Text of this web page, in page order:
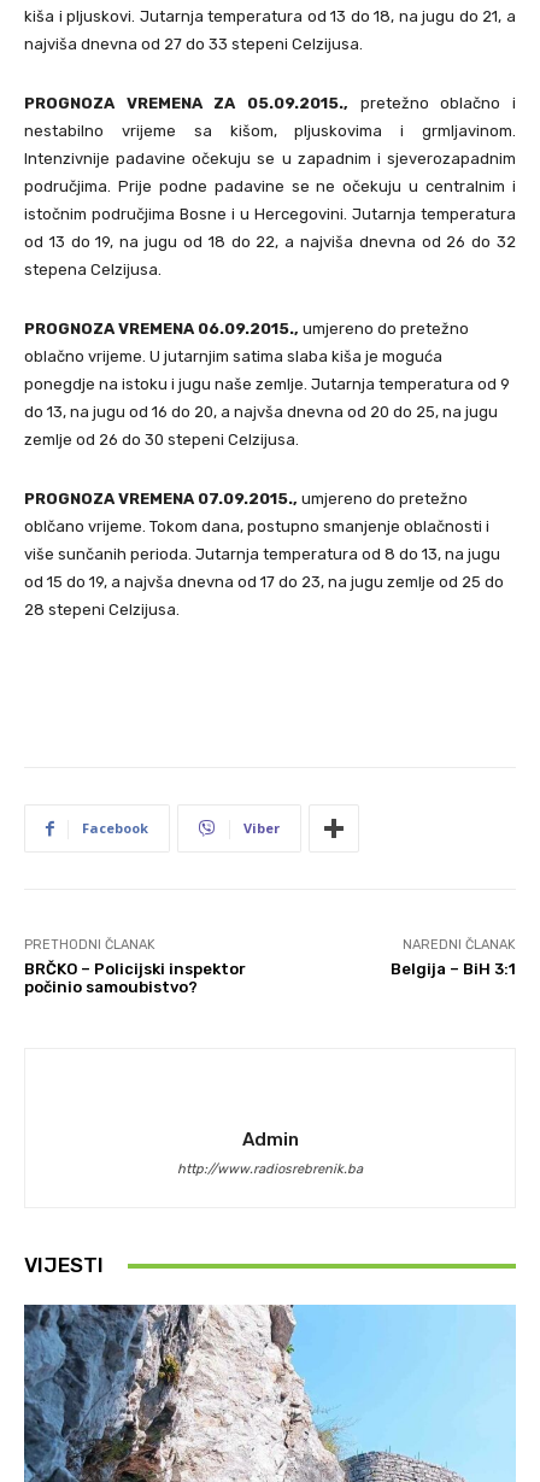
kiša i pljuskovi. Jutarnja temperatura od 13 do 18, na jugu do 21, a
najviša dnevna od 27 do 33 stepeni Celzijusa.
PROGNOZA VREMENA ZA 05.09.2015., pretežno oblačno i
nestabilno vrijeme sa kišom, pljuskovima i grmljavinom.
Intenzivnije padavine očekuju se u zapadnim i sjeverozapadnim
područjima. Prije podne padavine se ne očekuju u centralnim i
istočnim područjima Bosne i u Hercegovini. Jutarnja temperatura
od 13 do 19, na jugu od 18 do 22, a najviša dnevna od 26 do 32
stepena Celzijusa.
PROGNOZA VREMENA 06.09.2015., umjereno do pretežno
oblačno vrijeme. U jutarnjim satima slaba kiša je moguća
ponegdje na istoku i jugu naše zemlje. Jutarnja temperatura od 9
do 13, na jugu od 16 do 20, a najvša dnevna od 20 do 25, na jugu
zemlje od 26 do 30 stepeni Celzijusa.
PROGNOZA VREMENA 07.09.2015., umjereno do pretežno
oblčano vrijeme. Tokom dana, postupno smanjenje oblačnosti i
više sunčanih perioda. Jutarnja temperatura od 8 do 13, na jugu
od 15 do 19, a najvša dnevna od 17 do 23, na jugu zemlje od 25 do
28 stepeni Celzijusa.
Facebook Viber
PRETHODNI ČLANAK
BRČKO – Policijski inspektor
počinio samoubistvo?
NAREDNI ČLANAK
Belgija – BiH 3:1
Admin
http://www.radiosrebrenik.ba
VIJESTI